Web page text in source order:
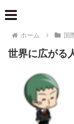
ホーム 国
世界に広がる